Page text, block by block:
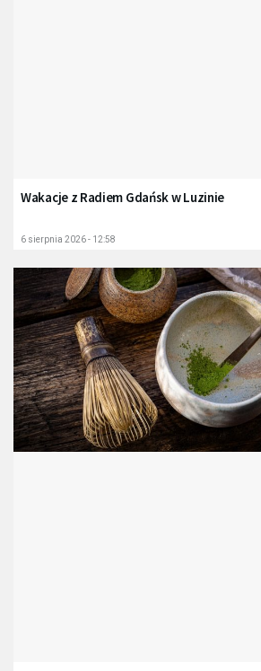
Wakacje z Radiem Gdańsk w Luzinie
6 sierpnia 2026 - 12:58